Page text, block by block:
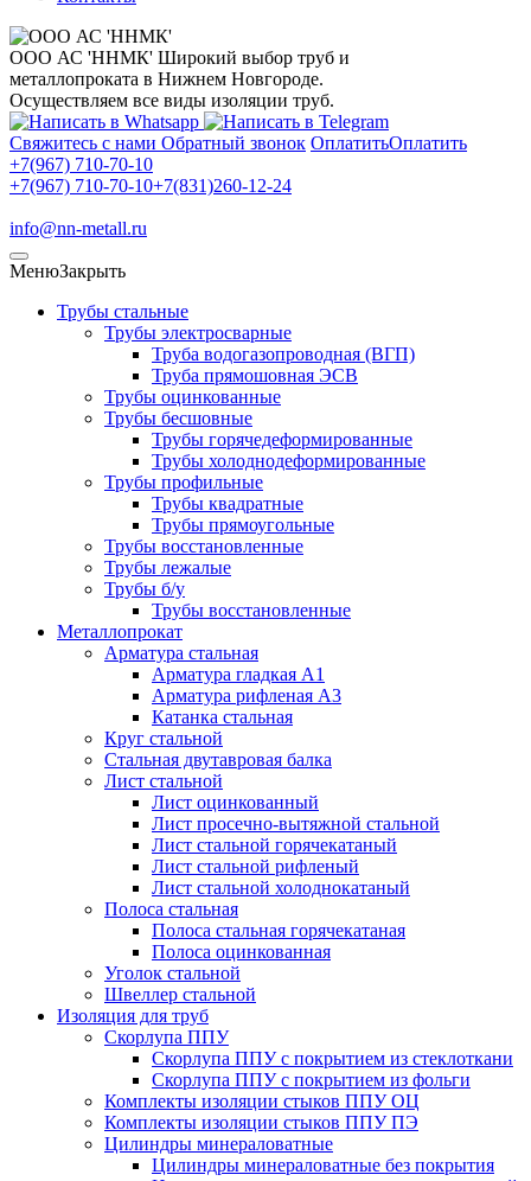
ООО АС 'ННМК' Широкий выбор труб и
металлопроката в Нижнем Новгороде.
Осуществляем все виды изоляции труб.
Свяжитесь с нами Обратный звонок ОплатитьОплатить
+7(967) 710-70-10
+7(967) 710-70-10+7(831)260-12-24
info@nn-metall.ru
МенюЗакрыть
Трубы стальные
Трубы электросварные
Труба водогазопроводная (ВГП)
Труба прямошовная ЭСВ
Трубы оцинкованные
Трубы бесшовные
Трубы горячедеформированные
Трубы холоднодеформированные
Трубы профильные
Трубы квадратные
Трубы прямоугольные
Трубы восстановленные
Трубы лежалые
Трубы б/у
Трубы восстановленные
Металлопрокат
Арматура стальная
Арматура гладкая А1
Арматура рифленая А3
Катанка стальная
Круг стальной
Стальная двутавровая балка
Лист стальной
Лист оцинкованный
Лист просечно-вытяжной стальной
Лист стальной горячекатаный
Лист стальной рифленый
Лист стальной холоднокатаный
Полоса стальная
Полоса стальная горячекатаная
Полоса оцинкованная
Уголок стальной
Швеллер стальной
Изоляция для труб
Скорлупа ППУ
Скорлупа ППУ с покрытием из стеклоткани
Скорлупа ППУ с покрытием из фольги
Комплекты изоляции стыков ППУ ОЦ
Комплекты изоляции стыков ППУ ПЭ
Цилиндры минераловатные
Цилиндры минераловатные без покрытия